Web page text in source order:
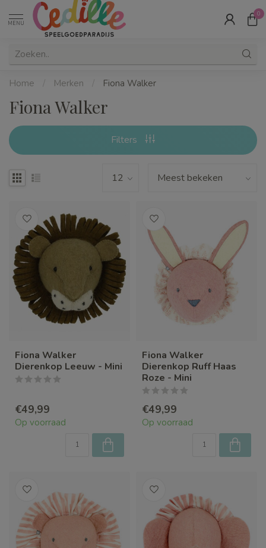
MENU
0
Home / Merken / Fiona Walker
Fiona Walker
Filters
Fiona Walker
Dierenkop Leeuw - Mini
€49,99
Op voorraad
Fiona Walker
Dierenkop Ruff Haas
Roze - Mini
€49,99
Op voorraad